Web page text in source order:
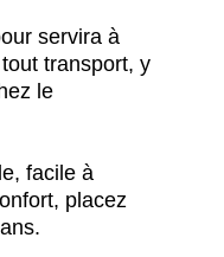
servira à
transport, y
le
facile à
placez